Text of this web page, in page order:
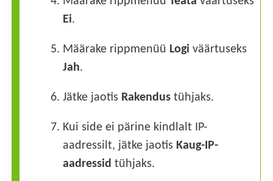
Ei.
5. Määrake rippmenüü Logi väärtuseks
Jah.
6. Jätke jaotis Rakendus tühjaks.
7. Kui side ei pärine kindlalt IP-
aadressilt, jätke jaotis Kaug-IP-
aadressid tühjaks.